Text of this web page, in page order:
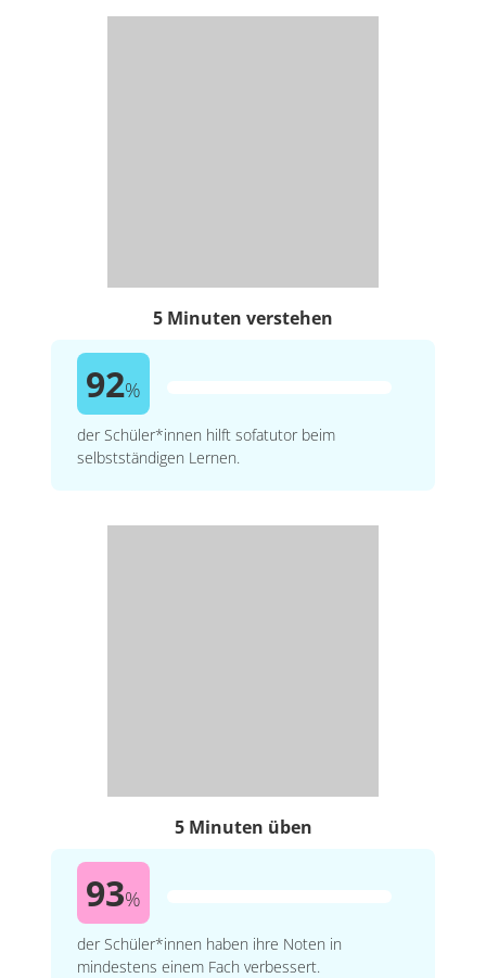
5 Minuten verstehen
92%
der Schüler*innen hilft sofatutor beim
selbstständigen Lernen.
5 Minuten üben
93%
der Schüler*innen haben ihre Noten in
mindestens einem Fach verbessert.